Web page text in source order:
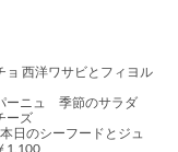
ョ 西洋ワサビとフィヨル
ーニュ 季節のサラダ
ーズ
日のシーフードとジュ
1,100